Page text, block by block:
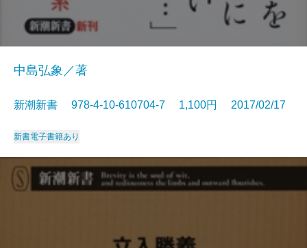
中島弘象／著
新潮新書 978-4-10-610704-7 1,100円 2017/02/17
新書電子書籍あり